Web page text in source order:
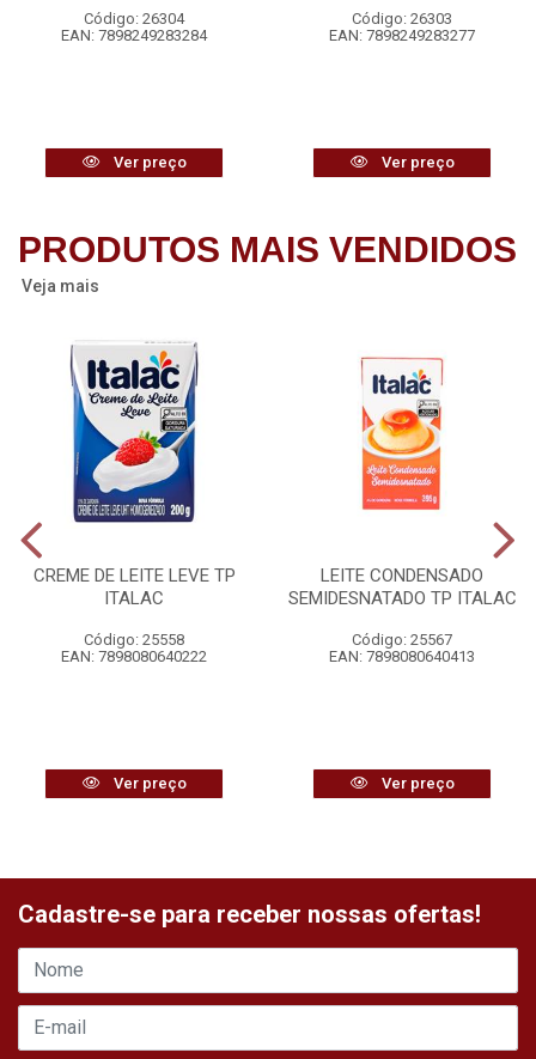
Código: 26304
EAN: 7898249283284
Ver preço
Código: 26303
EAN: 7898249283277
Ver preço
PRODUTOS MAIS VENDIDOS
Veja mais
CREME DE LEITE LEVE TP
ITALAC
Código: 25558
EAN: 7898080640222
Ver preço
LEITE CONDENSADO
SEMIDESNATADO TP ITALAC
Código: 25567
EAN: 7898080640413
Ver preço
Cadastre-se para receber nossas ofertas!